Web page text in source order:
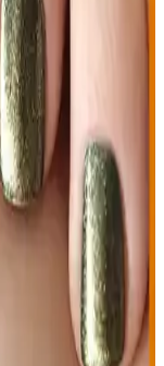
uygun seçim
İçin En İyi
Uzun süre
ipuçlarıyla
Oje
Well mat oje
ihtiyaçlara en